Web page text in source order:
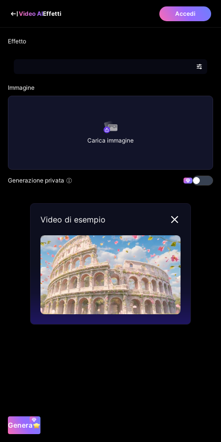
Video AIEffetti Accedi
Effetto
Immagine
Carica immagine
Generazione privata
Genera
Video di esempio